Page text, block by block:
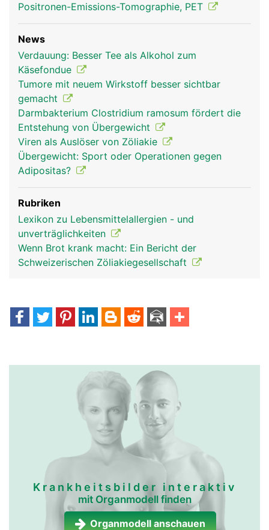
Positronen-Emissions-Tomographie, PET
News
Verdauung: Besser Tee als Alkohol zum
Käsefondue
Tumore mit neuem Wirkstoff besser sichtbar
gemacht
Darmbakterium Clostridium ramosum fördert die
Entstehung von Übergewicht
Viren als Auslöser von Zöliakie
Übergewicht: Sport oder Operationen gegen
Adipositas?
Rubriken
Lexikon zu Lebensmittelallergien - und
unverträglichkeiten
Wenn Brot krank macht: Ein Bericht der
Schweizerischen Zöliakiegesellschaft
Krankheitsbilder interaktiv
mit Organmodell finden
Organmodell anschauen